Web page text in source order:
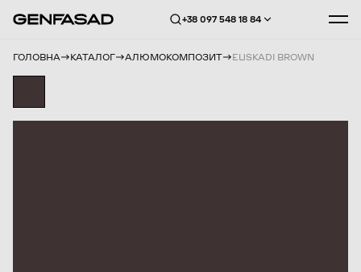
+38 097 548 18 84
ГОЛОВНА КАТАЛОГ АЛЮМОКОМПОЗИТ EUSKADI BROWN